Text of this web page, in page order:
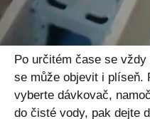
Po určitém čase se
se může objevit i plíseň.
vyberte dávkovač,
do čisté vody, pak dejte